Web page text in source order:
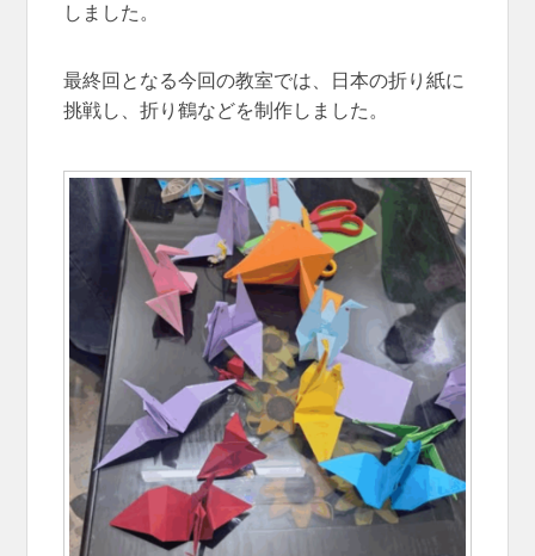
しました。
最終回となる今回の教室では、日本の折り紙に
挑戦し、折り鶴などを制作しました。